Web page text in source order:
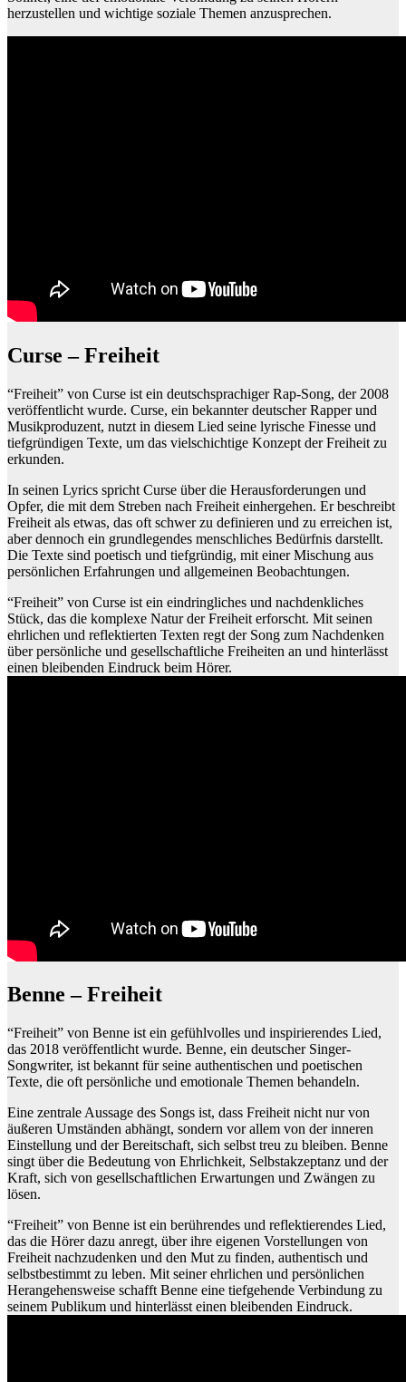
herzustellen und wichtige soziale Themen anzusprechen.
Curse – Freiheit
“Freiheit” von Curse ist ein deutschsprachiger Rap-Song, der 2008
veröffentlicht wurde. Curse, ein bekannter deutscher Rapper und
Musikproduzent, nutzt in diesem Lied seine lyrische Finesse und
tiefgründigen Texte, um das vielschichtige Konzept der Freiheit zu
erkunden.
In seinen Lyrics spricht Curse über die Herausforderungen und
Opfer, die mit dem Streben nach Freiheit einhergehen. Er beschreibt
Freiheit als etwas, das oft schwer zu definieren und zu erreichen ist,
aber dennoch ein grundlegendes menschliches Bedürfnis darstellt.
Die Texte sind poetisch und tiefgründig, mit einer Mischung aus
persönlichen Erfahrungen und allgemeinen Beobachtungen.
“Freiheit” von Curse ist ein eindringliches und nachdenkliches
Stück, das die komplexe Natur der Freiheit erforscht. Mit seinen
ehrlichen und reflektierten Texten regt der Song zum Nachdenken
über persönliche und gesellschaftliche Freiheiten an und hinterlässt
einen bleibenden Eindruck beim Hörer.
Benne – Freiheit
“Freiheit” von Benne ist ein gefühlvolles und inspirierendes Lied,
das 2018 veröffentlicht wurde. Benne, ein deutscher Singer-
Songwriter, ist bekannt für seine authentischen und poetischen
Texte, die oft persönliche und emotionale Themen behandeln.
Eine zentrale Aussage des Songs ist, dass Freiheit nicht nur von
äußeren Umständen abhängt, sondern vor allem von der inneren
Einstellung und der Bereitschaft, sich selbst treu zu bleiben. Benne
singt über die Bedeutung von Ehrlichkeit, Selbstakzeptanz und der
Kraft, sich von gesellschaftlichen Erwartungen und Zwängen zu
lösen.
“Freiheit” von Benne ist ein berührendes und reflektierendes Lied,
das die Hörer dazu anregt, über ihre eigenen Vorstellungen von
Freiheit nachzudenken und den Mut zu finden, authentisch und
selbstbestimmt zu leben. Mit seiner ehrlichen und persönlichen
Herangehensweise schafft Benne eine tiefgehende Verbindung zu
seinem Publikum und hinterlässt einen bleibenden Eindruck.